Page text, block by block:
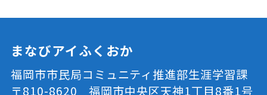
まなびアイふくおか
福岡市市民局コミュニティ推進部生涯学習課
〒810-8620 福岡市中央区天神1丁目8番1号